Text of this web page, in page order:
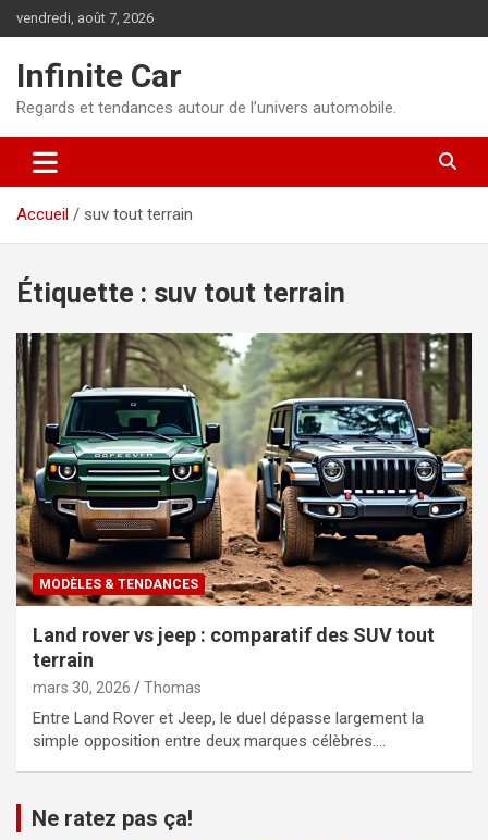
au
vendredi, août 7, 2026
Infinite Car
Regards et tendances autour de l’univers automobile.
Accueil suv tout terrain
Étiquette : suv tout terrain
MODÈLES & TENDANCES
Land rover vs jeep : comparatif des SUV tout
terrain
mars 30, 2026 Thomas
Entre Land Rover et Jeep, le duel dépasse largement la
simple opposition entre deux marques célèbres.…
Ne ratez pas ça!